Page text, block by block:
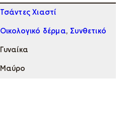
Τσάντες Χιαστί
Οικολογικό δέρμα, Συνθετικό
Γυναίκα
Μαύρο